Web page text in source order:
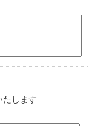
たします